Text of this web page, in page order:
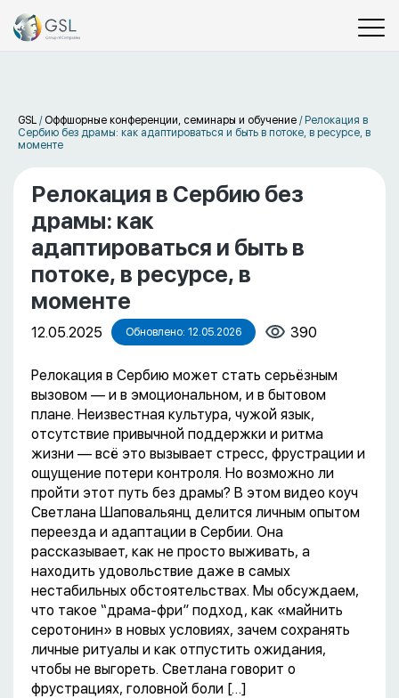
GSL / Оффшорные конференции, семинары и обучение / Релокация в
Сербию без драмы: как адаптироваться и быть в потоке, в ресурсе, в
моменте
Релокация в Сербию без
драмы: как
адаптироваться и быть в
потоке, в ресурсе, в
моменте
12.05.2025 Обновлено: 12.05.2026 390
Релокация в Сербию может стать серьёзным
вызовом — и в эмоциональном, и в бытовом
плане. Неизвестная культура, чужой язык,
отсутствие привычной поддержки и ритма
жизни — всё это вызывает стресс, фрустрации и
ощущение потери контроля. Но возможно ли
пройти этот путь без драмы? В этом видео коуч
Светлана Шаповальянц делится личным опытом
переезда и адаптации в Сербии. Она
рассказывает, как не просто выживать, а
находить удовольствие даже в самых
нестабильных обстоятельствах. Мы обсуждаем,
что такое “драма-фри” подход, как «майнить
серотонин» в новых условиях, зачем сохранять
личные ритуалы и как отпустить ожидания,
чтобы не выгореть. Светлана говорит о
фрустрациях, головной боли […]